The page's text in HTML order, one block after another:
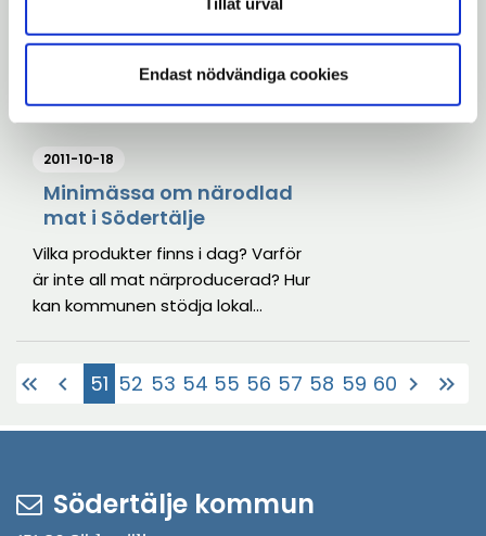
Endast nödvändiga cookies
Riksidrottsförbundets ordförande,
Södertälje kommun för att ta del
av kommunens satsning på
idrottens sociala betydelse och
samhällsnytta ligger i fokus.
2011-10-18
Minimässa om närodlad
mat i Södertälje
Vilka produkter finns i dag? Varför
är inte all mat närproducerad? Hur
kan kommunen stödja lokal
en minimässa om
närproducerade livsmedel som
äger rum i Rosenborgsskolans
oktober 2011.
keyboard_double_arrow_left chevron_left 51(Aktuell)
52 53 54 55 56 57 58 59 60 chevron_right keyboard_double_arrow_right
Södertälje kommun